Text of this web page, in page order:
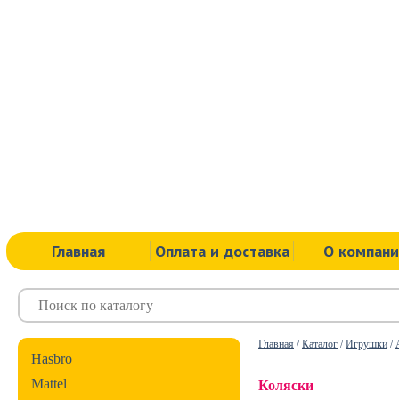
Главная Оплата и доставка О
Hasbro
Mattel
Главная /Каталог /Игрушки /
Коляски